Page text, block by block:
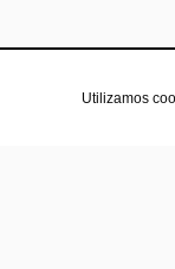
Utilizamos